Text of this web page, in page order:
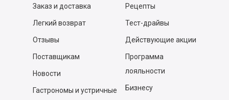
Заказ и доставка
Легкий возврат
Отзывы
Поставщикам
Новости
Гастрономы и устричные
Рецепты
Тест-драйвы
Действующие акции
Программа
лояльности
Бизнесу